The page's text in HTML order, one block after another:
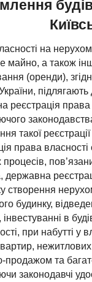
на
майно, а також
(оренди),
реєстрація
такої
права
процесів,
державна
створення
будинку,
інвестуванні в
при набутті у
продажом та
законодавчі